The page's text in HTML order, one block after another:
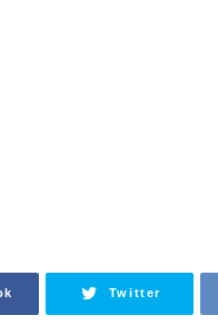
Twitter